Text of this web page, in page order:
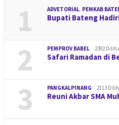
1 ADVETORIAL PEMKAB
Bupati Bateng
2 PEMPROV BABEL 2392
Safari Ramadan di
3 PANGKALPINANG 2113
Reuni Akbar SMA